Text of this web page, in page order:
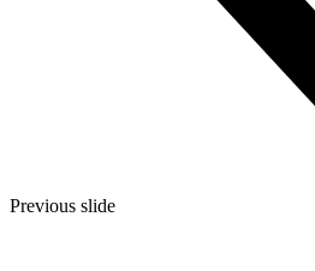
Previous slide